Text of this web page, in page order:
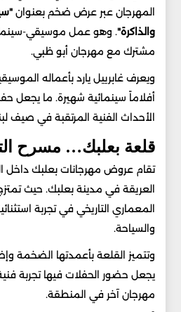
المهرجان عبر عرض ضخم بعنوان
والذاكرة". وهو عمل موسيقي-
مشترك مع مهرجان أبو ظبي.
ويعرف غابرييل يارد بأعماله
أفلاماً سينمائية شهيرة. ما يجعل
الأحداث الفنية المرتقبة في صيف لبنان
قلعة بعلبك… مسرح
تقام عروض مهرجانات بعلبك داخل
العريقة في مدينة بعلبك. حيث
المعماري التاريخي في تجربة
والسياحة.
وتتميز القلعة بأعمدتها الضخمة
يجعل حضور الحفلات فيها تجربة
مهرجان آخر في المنطقة.